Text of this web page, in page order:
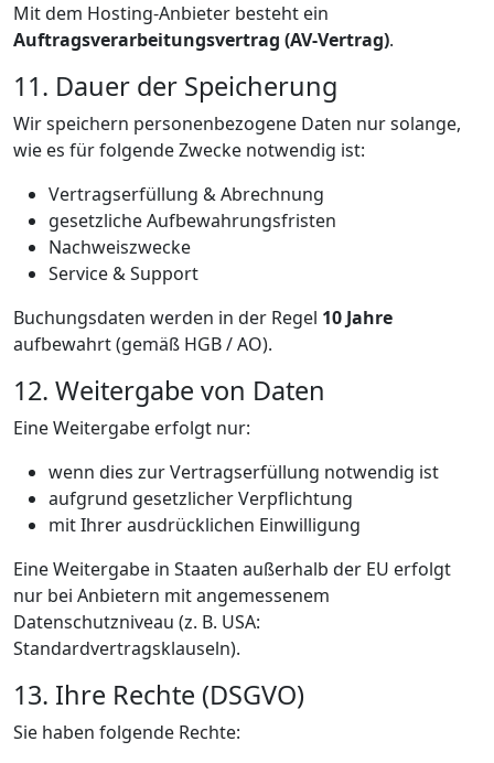
Mit dem Hosting-Anbieter besteht ein
Auftragsverarbeitungsvertrag (AV-Vertrag).
11. Dauer der Speicherung
Wir speichern personenbezogene Daten nur solange,
wie es für folgende Zwecke notwendig ist:
Vertragserfüllung & Abrechnung
gesetzliche Aufbewahrungsfristen
Nachweiszwecke
Service & Support
Buchungsdaten werden in der Regel 10 Jahre
aufbewahrt (gemäß HGB / AO).
12. Weitergabe von Daten
Eine Weitergabe erfolgt nur:
wenn dies zur Vertragserfüllung notwendig ist
aufgrund gesetzlicher Verpflichtung
mit Ihrer ausdrücklichen Einwilligung
Eine Weitergabe in Staaten außerhalb der EU erfolgt
nur bei Anbietern mit angemessenem
Datenschutzniveau (z. B. USA:
Standardvertragsklauseln).
13. Ihre Rechte (DSGVO)
Sie haben folgende Rechte: